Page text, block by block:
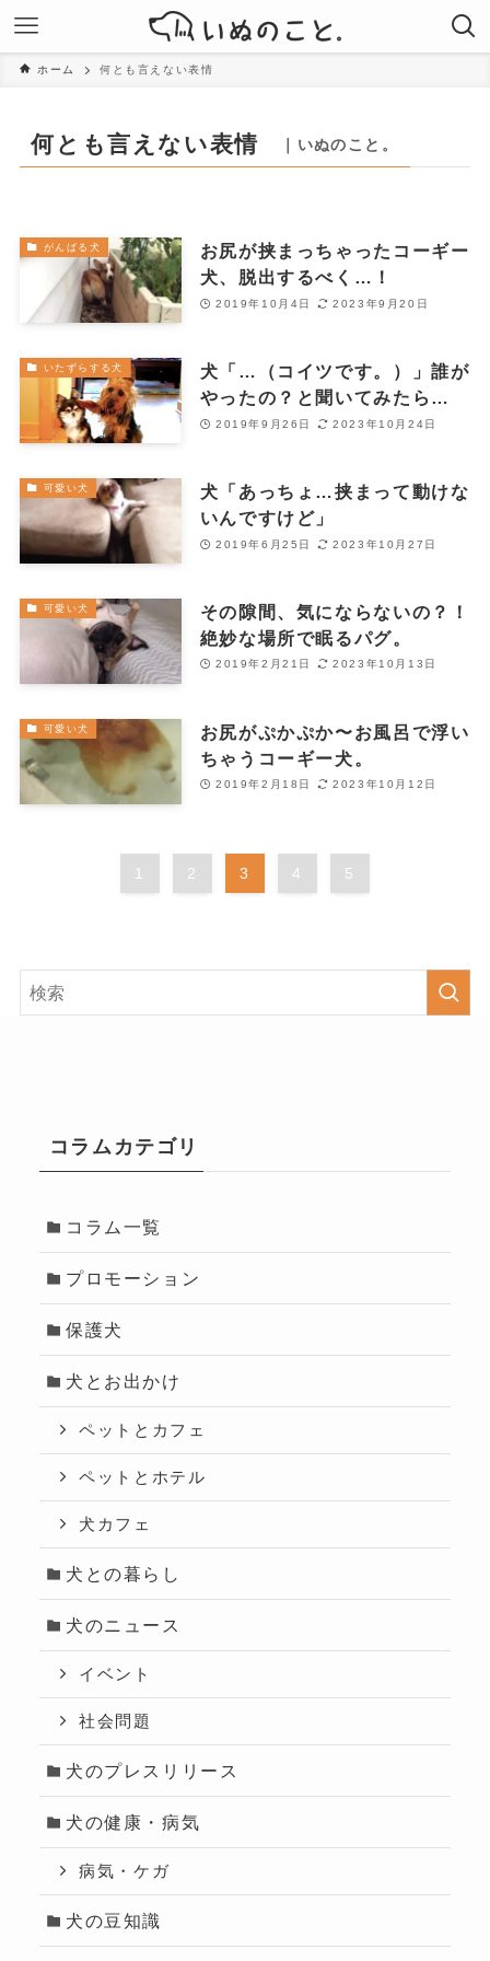
ホーム 何とも言えない表情
何とも言えない表情 ｜いぬのこと。
がんばる犬
お尻が挟まっちゃったコーギー
犬、脱出するべく…！
2019年10月4日 2023年9月20日
いたずらする犬
犬「…（コイツです。）」誰が
やったの？と聞いてみたら…
2019年9月26日 2023年10月24日
可愛い犬
犬「あっちょ…挟まって動けな
いんですけど」
2019年6月25日 2023年10月27日
可愛い犬
その隙間、気にならないの？！
絶妙な場所で眠るパグ。
2019年2月21日 2023年10月13日
可愛い犬
お尻がぷかぷか〜お風呂で浮い
ちゃうコーギー犬。
2019年2月18日 2023年10月12日
1 2 3 4 5
コラムカテゴリ
コラム一覧
プロモーション
保護犬
犬とお出かけ
ペットとカフェ
ペットとホテル
犬カフェ
犬との暮らし
犬のニュース
イベント
社会問題
犬のプレスリリース
犬の健康・病気
病気・ケガ
犬の豆知識